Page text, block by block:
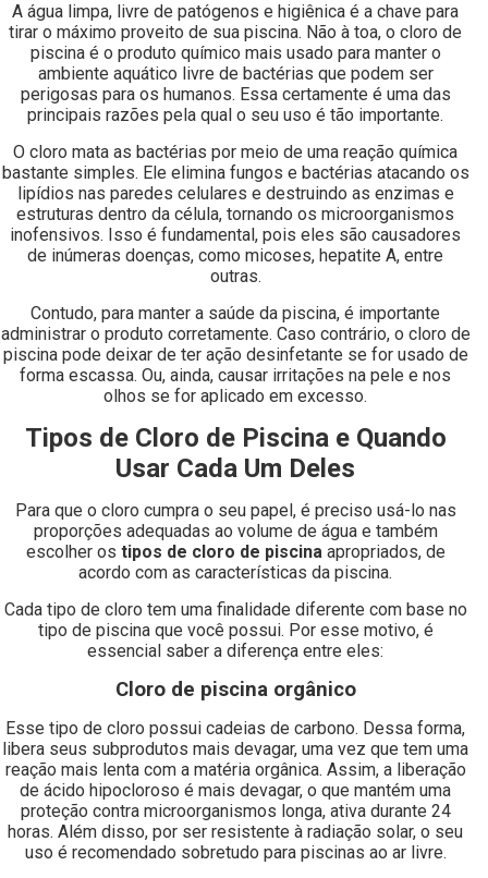
A água limpa, livre de patógenos e higiênica é a chave para
tirar o máximo proveito de sua piscina. Não à toa, o cloro de
piscina é o produto químico mais usado para manter o
ambiente aquático livre de bactérias que podem ser
perigosas para os humanos. Essa certamente é uma das
principais razões pela qual o seu uso é tão importante.
O cloro mata as bactérias por meio de uma reação química
bastante simples. Ele elimina fungos e bactérias atacando os
lipídios nas paredes celulares e destruindo as enzimas e
estruturas dentro da célula, tornando os microorganismos
inofensivos. Isso é fundamental, pois eles são causadores
de inúmeras doenças, como micoses, hepatite A, entre
outras.
Contudo, para manter a saúde da piscina, é importante
administrar o produto corretamente. Caso contrário, o cloro de
piscina pode deixar de ter ação desinfetante se for usado de
forma escassa. Ou, ainda, causar irritações na pele e nos
olhos se for aplicado em excesso.
Tipos de Cloro de Piscina e Quando
Usar Cada Um Deles
Para que o cloro cumpra o seu papel, é preciso usá-lo nas
proporções adequadas ao volume de água e também
escolher os tipos de cloro de piscinaapropriados, de
acordo com as características da piscina.
Cada tipo de cloro tem uma finalidade diferente com base no
tipo de piscina que você possui. Por esse motivo, é
essencial saber a diferença entre eles:
Cloro de piscina orgânico
Esse tipo de cloro possui cadeias de carbono. Dessa forma,
libera seus subprodutos mais devagar, uma vez que tem uma
reação mais lenta com a matéria orgânica. Assim, a liberação
de ácido hipocloroso é mais devagar, o que mantém uma
proteção contra microorganismos longa, ativa durante 24
horas. Além disso, por ser resistente à radiação solar, o seu
uso é recomendado sobretudo para piscinas ao ar livre.